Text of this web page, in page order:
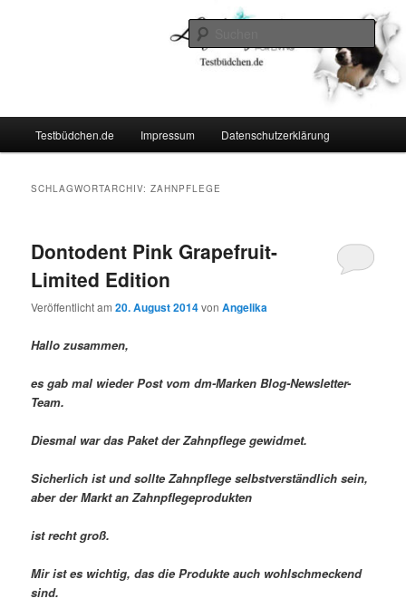
Testbüdchen.de Impressum Datenschutzerklärung
SCHLAGWORTARCHIV:ZAHNPFLEGE
Dontodent Pink Grapefruit-
Limited Edition
Veröffentlicht am20. August 2014vonAngelika
Hallo zusammen,
es gab mal wieder Post vom dm-Marken Blog-Newsletter-
Team.
Diesmal war das Paket der Zahnpflege gewidmet.
Sicherlich ist und sollte Zahnpflege selbstverständlich sein,
aber der Markt an Zahnpflegeprodukten
ist recht groß.
Mir ist es wichtig, das die Produkte auch wohlschmeckend
sind.